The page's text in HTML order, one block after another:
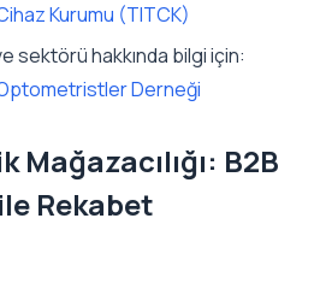
Kurumu (TITCK)
sektörü hakkında bilgi için:
Derneği
Mağazacılığı: B2B
Rekabet